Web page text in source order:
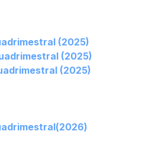
(2025)
(2025)
(2025)